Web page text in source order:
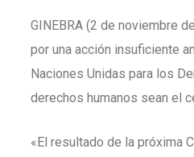
GINEBRA (2 de noviembre
por una acción insuficiente
Naciones Unidas para los
derechos humanos sean el
«El resultado de la próxima